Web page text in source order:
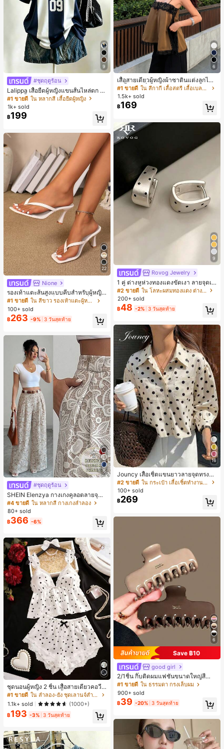
9
#ชุดฤดูร้อน
Lalippa เสื้อยืดผู้หญิงแขนสั้นไหล่ตก ค
อวีปกเสื้อ ลายพิมพ์ดิจิทัลลายทาง สไตล์
สปอร์ตแฟชั่นมินิมอล ของขวัญสำหรับเ
พื่อน
#1 ขายดี ใน หลากสี เสื้อยืดผู้หญิง
1k+ sold
฿199
22
Nione
รองเท้าแตะส้นสูงแบบคีบสำหรับผู้หญิง
สไตล์คลาสสิก สีบล็อก สไตล์แฟรี่ฤดูร้อ
น ส้นเข็ม รองเท้าแตะแบบคีบ รองเท้าแ
ตะชายหาดแฟชั่นสายไขว้ รองเท้าผู้ห
ญิง สำหรับออฟฟิศ บ้าน กลางแจ้ง ดีไซ
น์หัวเหลี่ยม ชิคและหรูหรา สำหรับเดทไ
นท์
#1 ขายดี
ใน สีขาว รองเท้าแตะผู้หญิง
100+ sold
฿263 -9% 3 วันสุดท้าย
5
#ชุดฤดูร้อน
SHEIN Elenzya กางเกงคูลอตลายจุดเ
อวสูงแบบใหม่สำหรับฤดูใบไม้ผลิ/ฤดูร้อ
น, สไตล์หรูหราเหมาะสำหรับใส่ในชีวิต
ประจำวันและทำงาน, ให้ความรู้สึกวินเ
ทจสำหรับฤดูรับปริญญา, เทศกาลดนตร
#4 ขายดี ใน หลากสี กางเกงลำลอง
80+ sold
฿366 -6%
ชุดนอนผู้หญิง 2 ชิ้น เสื้อสายเดี่ยวคอวีลู
กไม้ พร้อมกางเกงขาสั้นแต่งลูกไม้ แต่ง
โบว์ที่เอว ชุดลำลองผู้หญิงนุ่มสบายน่ารั
ก สไตล์เอสเธติก
#1 ขายดี
ใน ลำลอง-ยัง ชุดเลานจ์สำหรับผู้หญิง
1.1k+ sold
(1000+)
฿193 -3% 3 วันสุดท้าย
6
เสื้อสายเดี่ยวผู้หญิงผ้าซาตินแต่งลูกไม้
- เสื้อสายเดี่ยวฤดูร้อนสีคากีมีรอยผ่าด้า
นข้างที่น่าดึงดูดแบบสบายๆ
#1 ขายดี
ใน สีกากี เสื้อสตรี เสื้อเบลาส์ & Tee
ลูกค้ากลับมาซื้อซ้ำ!
#1 ขายดี
ใน สีกากี เสื้อสตรี เสื้อเบลาส์ & Tee
ลูกค้ากลับมาซื้อซ้ำ!
#1 ขายดี
ใน สีกากี เสื้อสตรี เสื้อเบลาส์ & Tee
ลูกค้ากลับมาซื้อซ้ำ!
#1 ขายดี
ใน สีกากี เสื้อสตรี เสื้อเบลาส์ & Tee
1.5k+ sold
฿169
9
Rovog Jewelry
1 คู่ ต่างหูห่วงทองแดงขัดเงา ลายจุดเร
ขาคณิตสไตล์มินิมอล เหมาะสำหรับสว
มใส่ประจำวันแบบสบายๆ สำหรับผู้หญิง
#2 ขายดี
ใน โลหะผสมทองแดง ต่างหูผู้หญิง
200+ sold
฿48 -2% 3 วันสุดท้าย
16
Jouncy เสื้อเชิ้ตแขนยาวลายจุดทรงหล
วมสำหรับผู้หญิง
#2 ขายดี
ใน กระเป๋า เสื้อเชิ้ตทำงานมีกระเป๋า
100+ sold
฿269
6
Save ฿10
good girl
2/1ชิ้น กิ๊บติดผมแฟชั่นขนาดใหญ่สีน้ำ
ตาลชานมสำหรับผู้หญิง เหมาะสำหรับก
ารอาบน้ำ ล้างหน้า และจัดแต่งทรงผม
#1 ขายดี ใน ธรรมดา กรงเล็บผม
900+ sold
฿39 -20% 3 วันสุดท้าย